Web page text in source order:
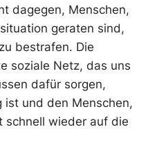
dagegen, Menschen,
geraten sind,
bestrafen. Die
soziale Netz, das uns
dafür sorgen,
und den Menschen,
schnell wieder auf die